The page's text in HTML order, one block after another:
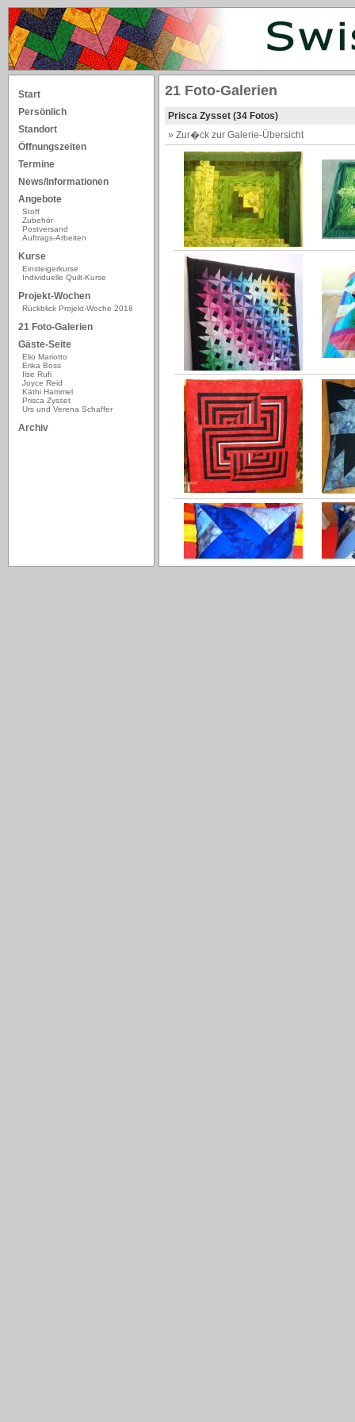
Start
Persönlich
Standort
Öffnungszeiten
Termine
News/Informationen
Angebote
Stoff
Zubehör
Postversand
Auftrags-Arbeiten
Kurse
Einsteigerkurse
Individuelle Quilt-Kurse
Projekt-Wochen
Rückblick Projekt-Woche 2018
21 Foto-Galerien
Gäste-Seite
Elio Mariotto
Erika Boss
Ilse Rufi
Joyce Reid
Käthi Hammel
Prisca Zysset
Urs und Verena Schaffer
Archiv
21 Foto-Galerien
Prisca Zysset (34 Fotos)
» Zur�ck zur Galerie-Übersicht